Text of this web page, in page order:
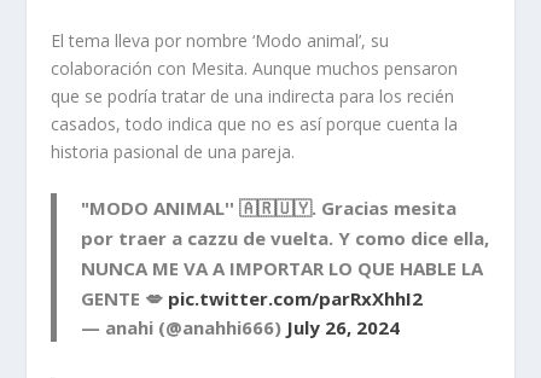
El tema lleva por nombre ‘Modo animal’, su
colaboración con Mesita. Aunque muchos pensaron
que se podría tratar de una indirecta para los recién
casados, todo indica que no es así porque cuenta la
historia pasional de una pareja.
"MODO ANIMAL'' 🇦🇷🇺🇾. Gracias mesita
por traer a cazzu de vuelta. Y como dice ella,
NUNCA ME VA A IMPORTAR LO QUE HABLE LA
GENTE 💋 pic.twitter.com/parRxXhhI2
— anahi (@anahhi666) July 26, 2024